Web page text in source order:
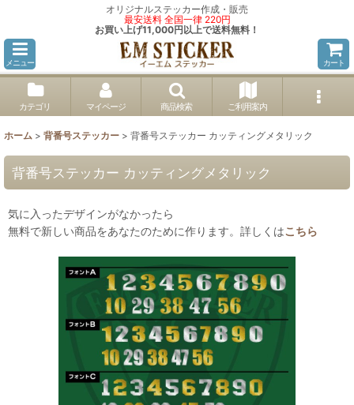
オリジナルステッカー作成・販売
最安送料 全国一律 220円
お買い上げ11,000円以上で送料無料！
メニュー カート
カテゴリ マイページ 商品検索 ご利用案内
ホーム > 背番号ステッカー > 背番号ステッカー カッティングメタリック
背番号ステッカー カッティングメタリック
気に入ったデザインがなかったら
無料で新しい商品をあなたのために作ります。詳しくはこちら